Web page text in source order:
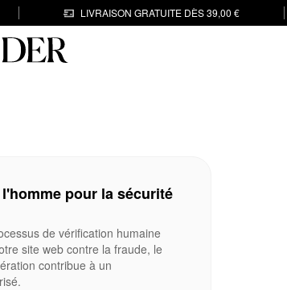
LIVRAISON GRATUITE DÈS 39,00 €
pour la sécurité
de vérification humaine
site web contre la fraude, le
contribue à un